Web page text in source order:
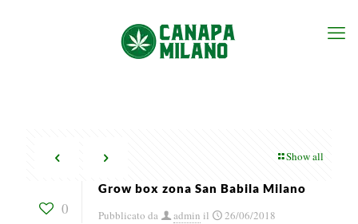
Show all
0
Grow box zona San Babila Milano
Pubblicato da
admin il 26/06/2018